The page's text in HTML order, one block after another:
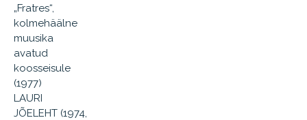
„Fratres“,
kolmehäälne
muusika
avatud
koosseisule
(1977)
LAURI
JÕELEHT (1974,